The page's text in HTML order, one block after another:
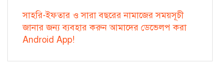
সাহরি-ইফতার ও সারা বছরের নামাজের সময়সূচী
জানার জন্য ব্যবহার করুন আমাদের ডেভেলপ করা
Android App!